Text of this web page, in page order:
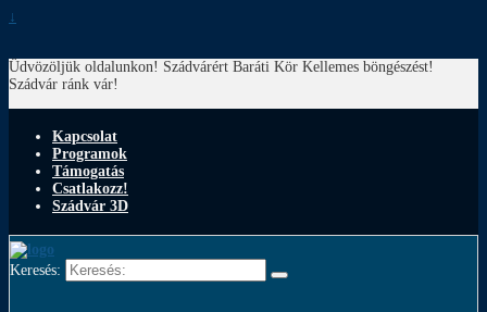
↓
Üdvözöljük oldalunkon! Szádvárért Baráti Kör Kellemes böngészést!
Szádvár ránk vár!
Kapcsolat
Programok
Támogatás
Csatlakozz!
Szádvár 3D
Keresés: